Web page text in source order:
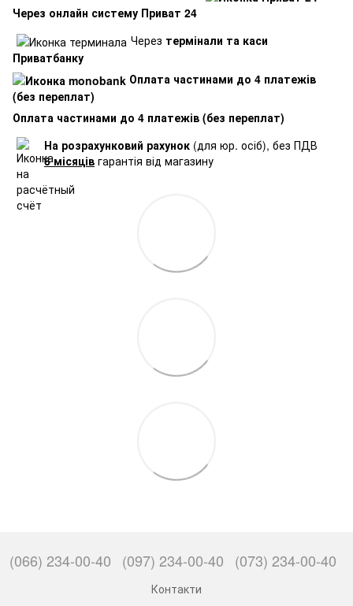
Через онлайн систему Приват 24
Через термінали та каси
Приватбанку
Оплата частинами до 4 платежів
(без переплат)
Оплата частинами до 4 платежів (без переплат)
На розрахунковий рахунок (для юр. осіб), без ПДВ
6 місяців гарантія від магазину
(066) 234-00-40 (097) 234-00-40 (073) 234-00-40
Контакти